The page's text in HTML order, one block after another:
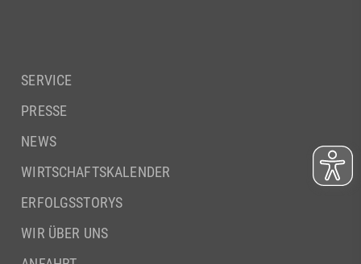
SERVICE
PRESSE
NEWS
WIRTSCHAFTSKALENDER
ERFOLGSSTORYS
WIR ÜBER UNS